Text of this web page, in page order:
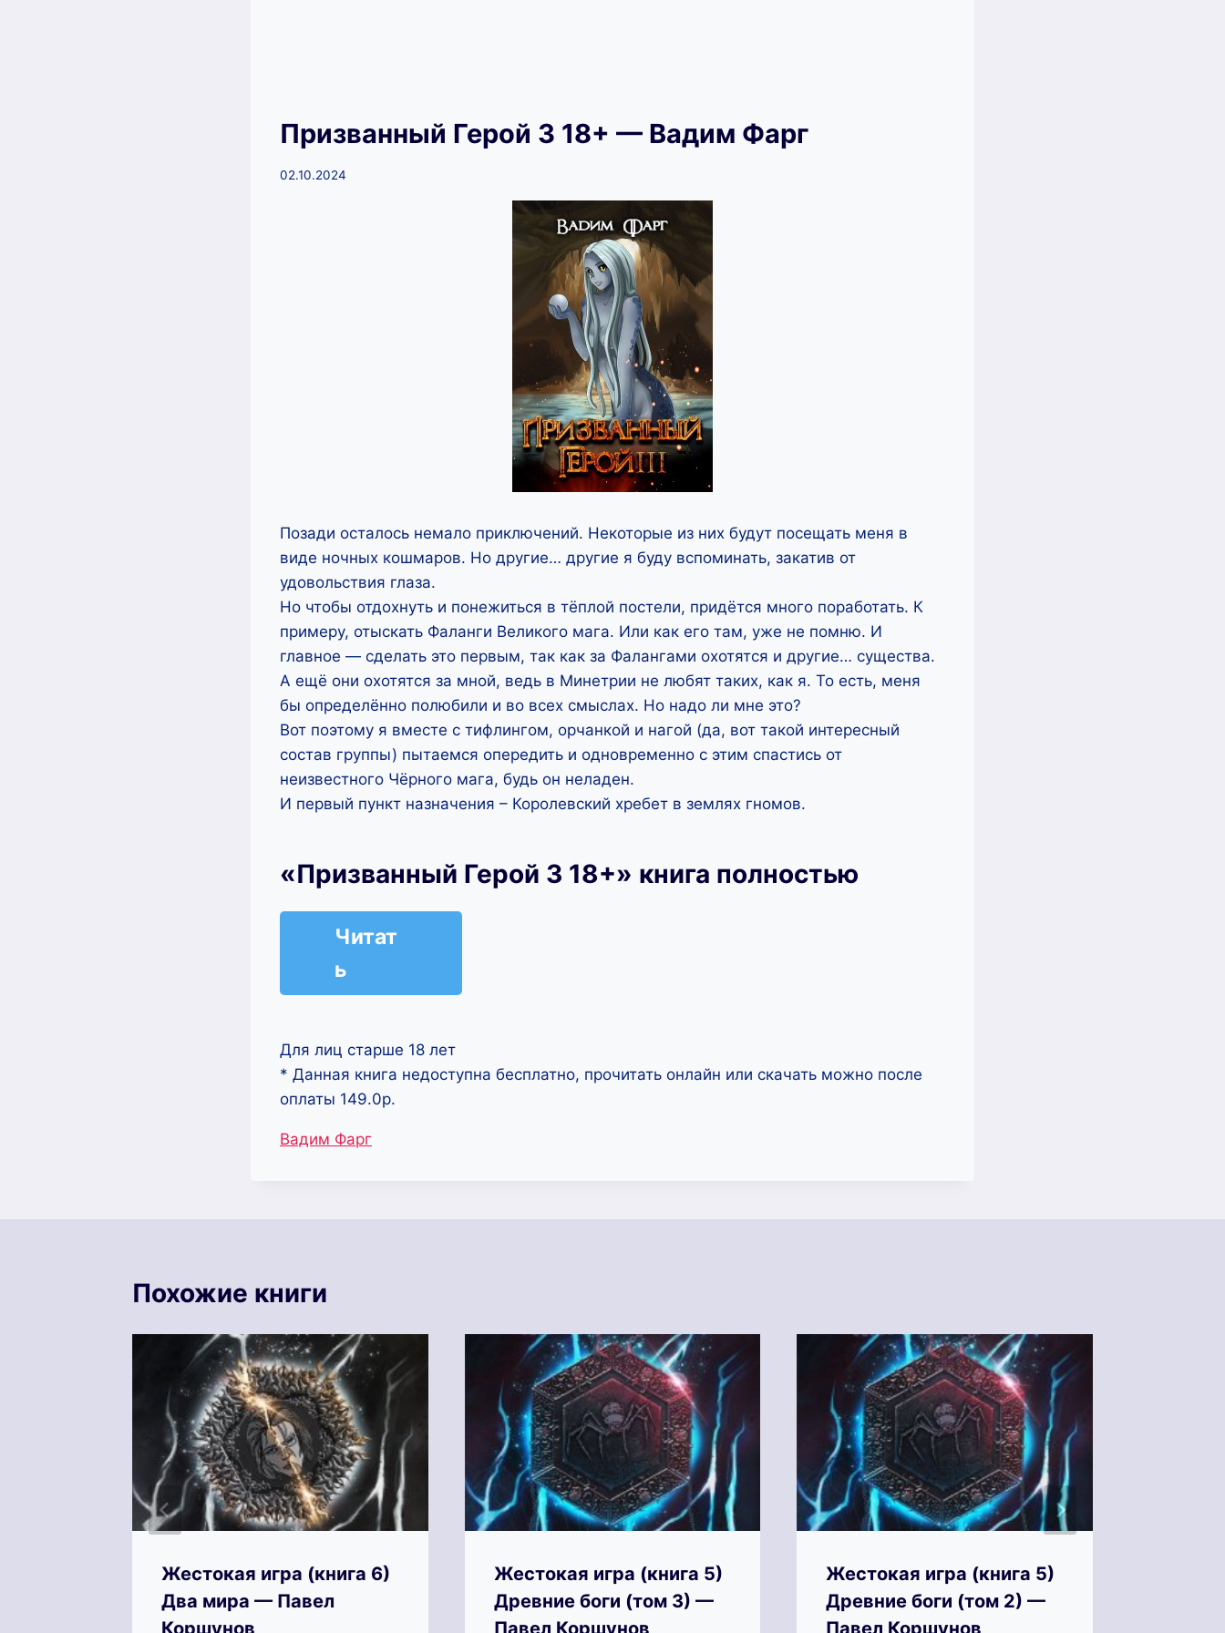
Призванный Герой 3 18+ — Вадим Фарг
02.10.2024
Позади осталось немало приключений. Некоторые из них будут посещать меня в
виде ночных кошмаров. Но другие… другие я буду вспоминать, закатив от
удовольствия глаза.
Но чтобы отдохнуть и понежиться в тёплой постели, придётся много поработать. К
примеру, отыскать Фаланги Великого мага. Или как его там, уже не помню. И
главное — сделать это первым, так как за Фалангами охотятся и другие… существа.
А ещё они охотятся за мной, ведь в Минетрии не любят таких, как я. То есть, меня
бы определённо полюбили и во всех смыслах. Но надо ли мне это?
Вот поэтому я вместе с тифлингом, орчанкой и нагой (да, вот такой интересный
состав группы) пытаемся опередить и одновременно с этим спастись от
неизвестного Чёрного мага, будь он неладен.
И первый пункт назначения – Королевский хребет в землях гномов.
«Призванный Герой 3 18+» книга полностью
Читат
ь
Для лиц старше 18 лет
* Данная книга недоступна бесплатно, прочитать онлайн или скачать можно после
оплаты 149.0р.
Метки
Вадим Фарг
Похожие книги
Жестокая игра (книга 6)
Два мира — Павел
Коршунов
Жестокая игра (книга 5)
Древние боги (том 3) —
Павел Коршунов
Жестокая игра (книга 5)
Древние боги (том 2) —
Павел Коршунов